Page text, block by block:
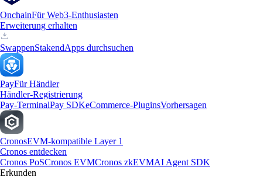
OnchainFür Web3-Enthusiasten
Erweiterung erhalten
SwappenStakendApps durchsuchen
PayFür Händler
Händler-Registrierung
Pay-TerminalPay SDKeCommerce-PluginsVorhersagen
CronosEVM-kompatible Layer 1
Cronos entdecken
Cronos PoSCronos EVMCronos zkEVMAI Agent SDK
Erkunden